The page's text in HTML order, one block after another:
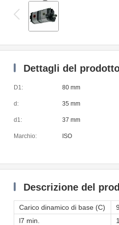
Dettagli del
D1: 80 mm
d: 35 mm
d1: 37 mm
Marchio: ISO
Descrizione del
Carico dinamico di base (C)
l7 min.